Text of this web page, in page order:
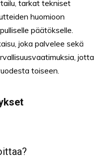
tarkat tekniset
huomioon
päätökselle.
joka palvelee sekä
jotta
toiseen.